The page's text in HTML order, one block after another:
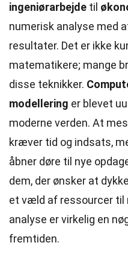
ingeniørarbejde til
numerisk analyse med
resultater. Det er ikke
matematikere; mange
disse teknikker.
modellering er blevet
moderne verden. At
kræver tid og indsats,
åbner døre til nye
dem, der ønsker at
et væld af ressourcer til
analyse er virkelig en
fremtiden.